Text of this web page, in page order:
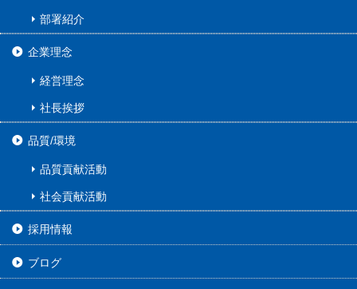
部署紹介
企業理念
経営理念
社長挨拶
品質/環境
品質貢献活動
社会貢献活動
採用情報
ブログ